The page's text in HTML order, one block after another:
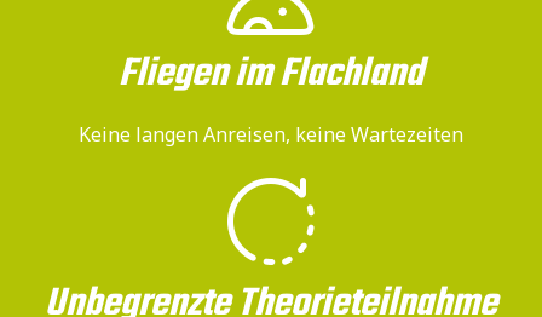
Fliegen im Flachland
Keine langen Anreisen, keine Wartezeiten
Unbegrenzte Theorieteilnahme